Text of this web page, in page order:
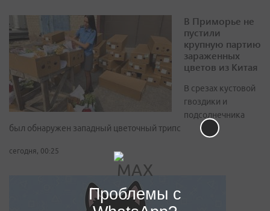
В Приморье не
пустили
крупную партию
зараженных
цветов из Китая
В срезах кустовой
гвоздики и
подсолнечника
был обнаружен западный цветочный трипс
сегодня, 00:25
Проблемы с